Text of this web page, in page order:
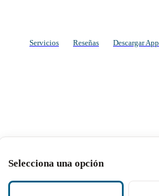
Servicios Reseñas Descargar App
Selecciona una opción